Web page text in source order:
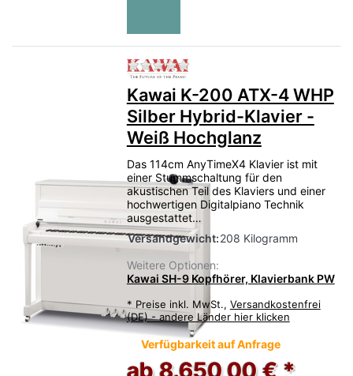
Zu diesem Produkt liegen
Kawai K-200 ATX-4 WHP
Silber Hybrid-Klavier -
Weiß Hochglanz
Das 114cm AnyTimeX4 Klavier ist mit
einer Stummschaltung für den
akustischen Teil des Klaviers und einer
hochwertigen Digitalpiano Technik
ausgestattet…
Versandgewicht:208 Kilogramm
Weitere Optionen:
Kawai SH-9 Kopfhörer, Klavierbank PW
* Preise inkl. MwSt., Versandkostenfrei
(DE) - andere Länder hier klicken
Verfügbarkeit auf Anfrage
ab 8.650,00 € *